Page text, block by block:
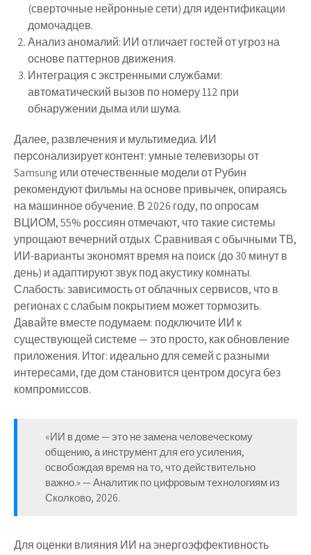
(сверточные нейронные сети) для идентификации
домочадцев.
Анализ аномалий: ИИ отличает гостей от угроз на
основе паттернов движения.
Интеграция с экстренными службами:
автоматический вызов по номеру 112 при
обнаружении дыма или шума.
Далее, развлечения и мультимедиа. ИИ
персонализирует контент: умные телевизоры от
Samsung или отечественные модели от Рубин
рекомендуют фильмы на основе привычек, опираясь
на машинное обучение. В 2026 году, по опросам
ВЦИОМ, 55% россиян отмечают, что такие системы
упрощают вечерний отдых. Сравнивая с обычными ТВ,
ИИ-варианты экономят время на поиск (до 30 минут в
день) и адаптируют звук под акустику комнаты.
Слабость: зависимость от облачных сервисов, что в
регионах с слабым покрытием может тормозить.
Давайте вместе подумаем: подключите ИИ к
существующей системе — это просто, как обновление
приложения. Итог: идеально для семей с разными
интересами, где дом становится центром досуга без
компромиссов.
«ИИ в доме — это не замена человеческому
общению, а инструмент для его усиления,
освобождая время на то, что действительно
важно.» — Аналитик по цифровым технологиям из
Сколково, 2026.
Для оценки влияния ИИ на энергоэффективность